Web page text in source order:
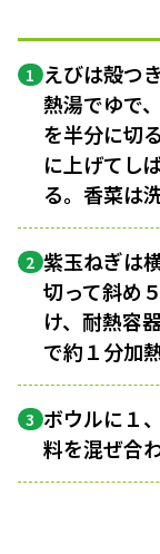
1 えびは殻つ
熱湯でゆで
を半分に切
に上げてし
る。香菜は
2 紫玉ねぎは
切って斜め
け、耐熱容
で約１分加
3 ボウルに１
料を混ぜ合